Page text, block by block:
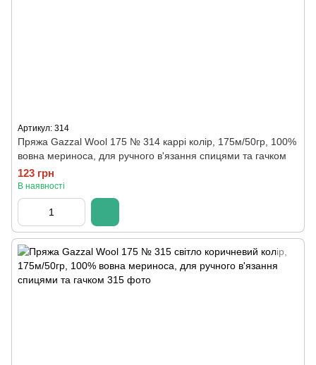
Артикул: 314
Пряжа Gazzal Wool 175 № 314 каррі колір, 175м/50гр, 100%
вовна мериноса, для ручного в'язання спицями та гачком
123 грн
В наявності